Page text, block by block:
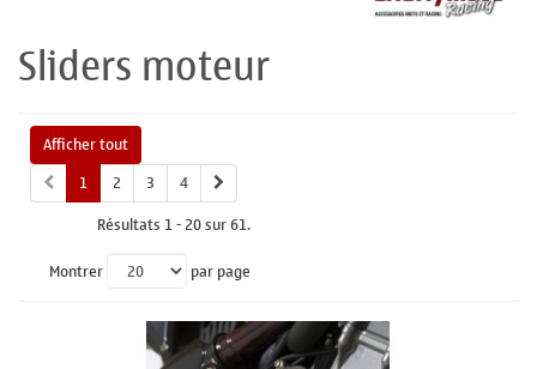
Sliders moteur
Afficher tout
1
2 3
4
Résultats 1 - 20 sur 61.
Montrer
par page